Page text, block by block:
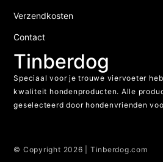
Verzendkosten
Contact
Tinberdog
Speciaal voor je trouwe viervoeter
kwaliteit hondenproducten. Alle
geselecteerd door hondenvrienden
© Copyright 2026 | Tinberdog.com